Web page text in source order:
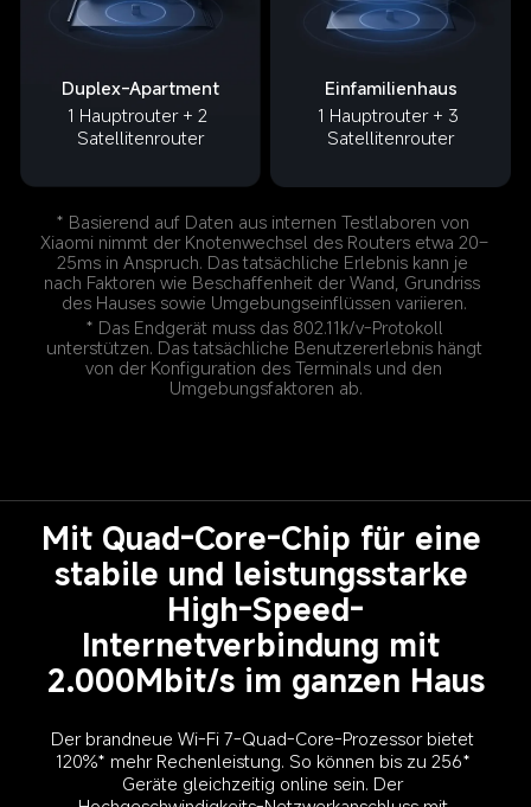
Duplex-Apartment
1 Hauptrouter + 2
Satellitenrouter
Einfamilienhaus
1 Hauptrouter + 3
Satellitenrouter
* Basierend auf Daten aus internen Testlaboren von
Xiaomi nimmt der Knotenwechsel des Routers etwa 20–
25ms in Anspruch. Das tatsächliche Erlebnis kann je
nach Faktoren wie Beschaffenheit der Wand, Grundriss
des Hauses sowie Umgebungseinflüssen variieren.
* Das Endgerät muss das 802.11k/v-Protokoll
unterstützen. Das tatsächliche Benutzererlebnis hängt
von der Konfiguration des Terminals und den
Umgebungsfaktoren ab.
Mit Quad-Core-Chip für eine
stabile und leistungsstarke
High-Speed-
Internetverbindung mit
2.000Mbit/s im ganzen Haus
Der brandneue Wi-Fi 7-Quad-Core-Prozessor bietet
120%* mehr Rechenleistung. So können bis zu 256*
Geräte gleichzeitig online sein. Der